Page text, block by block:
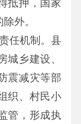
抵押，国家
外。
任机制。县
城乡建设、
震减灾等部
织、村民小
管，形成执